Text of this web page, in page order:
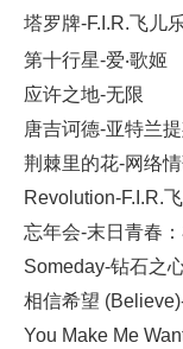
塔罗牌-F.I.R.飞儿
第十行星-爱‧歌姬
应许之地-无限
唐吉诃德-亚特兰
荆棘里的花-网络
Revolution-F.I.R.
忘年会-末日青春
Someday-钻石之
相信希望
You Make Me